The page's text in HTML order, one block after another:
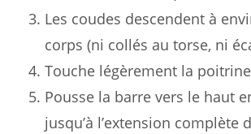
Les coudes descendent à
corps (ni collés au torse, ni
Touche légèrement la
Pousse la barre vers le haut
jusqu’à l’extension complète